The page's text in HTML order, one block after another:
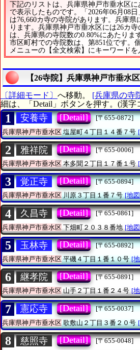
下記のリストは、兵庫県神戸市垂水区
で表示したものです。「2026年06月08
は76,660カ寺の寺院があります。兵庫県
ります。兵庫県神戸市垂水区には26カ
は、兵庫県の寺院数の0.80%にあたりま
市区町村での寺院数は、第851位です。
メニューの【全文検索】にキーワードを
【26寺院】兵庫県神戸市垂水
〔詳細モード〕 へ移動。 [兵庫県の寺
細は、「Detail」ボタンを押す。(漢字
1 安養寺 [Detail]
[〒655-0872]
兵庫県神戸市垂水区塩屋町４丁目１４番７号
2 雅祥院 [Detail]
[〒655-0006]
兵庫県神戸市垂水区本多聞２丁目１７番１号
3 覚正寺 [Detail]
[〒655-0894]
兵庫県神戸市垂水区川原３丁目１番７号 [地
4 久昌寺 [Detail]
[〒655-0861]
兵庫県神戸市垂水区 下畑町２０３８番地 [地
5 玉林寺 [Detail]
[〒655-0892]
兵庫県神戸市垂水区平磯４丁目１番１０号 [
6 継孝院 [Detail]
[〒655-0891]
兵庫県神戸市垂水区山手２丁目１番２４号 [
7 憲応寺 [Detail]
[〒655-0037]
兵庫県神戸市垂水区歌敷山２丁目３番２０号
8 慈照寺 [Detail]
[〒655-0048]